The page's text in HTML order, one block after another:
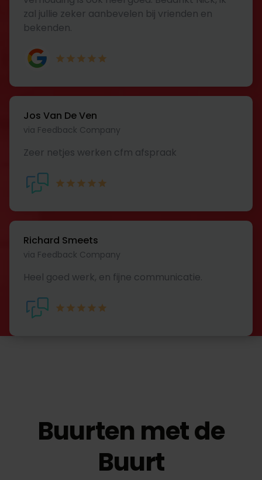
zal jullie zeker aanbevelen bij vrienden en
bekenden.
Jos Van De Ven
via Feedback Company
Zeer netjes werken cfm afspraak
Richard Smeets
via Feedback Company
Heel goed werk, en fijne communicatie.
Buurten met de
Buurt